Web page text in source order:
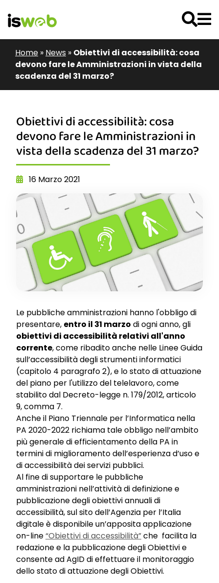
Home » News » Obiettivi di accessibilità: cosa
devono fare le Amministrazioni in vista della
scadenza del 31 marzo?
Obiettivi di accessibilità: cosa
devono fare le Amministrazioni in
vista della scadenza del 31 marzo?
16 Marzo 2021
Le pubbliche amministrazioni hanno l'obbligo di
presentare, entro il 31 marzo di ogni anno, gli
obiettivi di accessibilità relativi all'anno
corrente, come ribadito anche nelle Linee Guida
sull’accessibilità degli strumenti informatici
(capitolo 4 paragrafo 2), e lo stato di attuazione
del piano per l'utilizzo del telelavoro, come
stabilito dal Decreto-legge n. 179/2012, articolo
9, comma 7.
Anche il Piano Triennale per l’Informatica nella
PA 2020-2022 richiama tale obbligo nell’ambito
più generale di efficientamento della PA in
termini di miglioramento dell’esperienza d’uso e
di accessibilità dei servizi pubblici.
Al fine di supportare le pubbliche
amministrazioni nell’attività di definizione e
pubblicazione degli obiettivi annuali di
accessibilità, sul sito dell’Agenzia per l’Italia
digitale è disponibile un’apposita applicazione
on-line“Obiettivi di accessibilità”che facilita la
redazione e la pubblicazione degli Obiettivi e
consente ad AgID di effettuare il monitoraggio
dello stato di attuazione degli Obiettivi.